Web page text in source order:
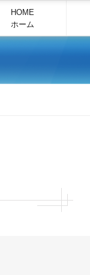
HOME
ホーム